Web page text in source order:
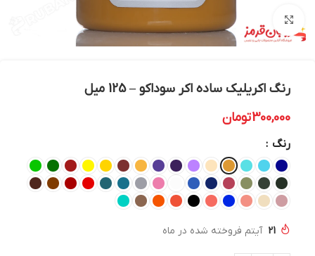
بزرگنمایی تصویر
رنگ اکریلیک ساده اکر سوداکو – 125 میل
300,000تومان
رنگ
21 آیتم فروخته شده در ماه